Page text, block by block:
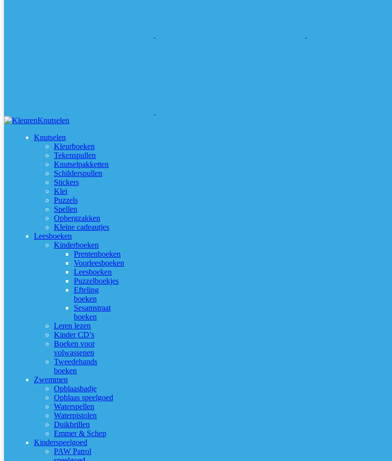
Knutselen
Kleurboeken
Tekenspullen
Knutselpakketten
Schilderspullen
Stickers
Klei
Puzzels
Spellen
Opbergzakken
Kleine cadeautjes
Leesboeken
Kinderboeken
Prentenboeken
Voorleesboeken
Leesboeken
Puzzelboekjes
Efteling
boeken
Sesamstraat
boeken
Leren lezen
Kinder CD’s
Boeken voor
volwassenen
Tweedehands
boeken
Zwemmen
Opblaasbadje
Opblaas speelgoed
Waterspellen
Waterpistolen
Duikbrillen
Emmer & Schep
Kinderspeelgoed
PAW Patrol